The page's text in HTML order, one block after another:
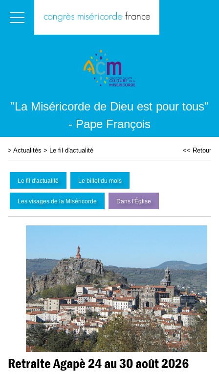
"La Miséricorde de Dieu est pour tous"
- Pape François
> Actualités > Le fil d'actualité << Retour
Le fil d'actualité Le billet du mois
Les visages de la Miséricorde Dans l'Église
Retraite Agapè 24 au 30 août 2026